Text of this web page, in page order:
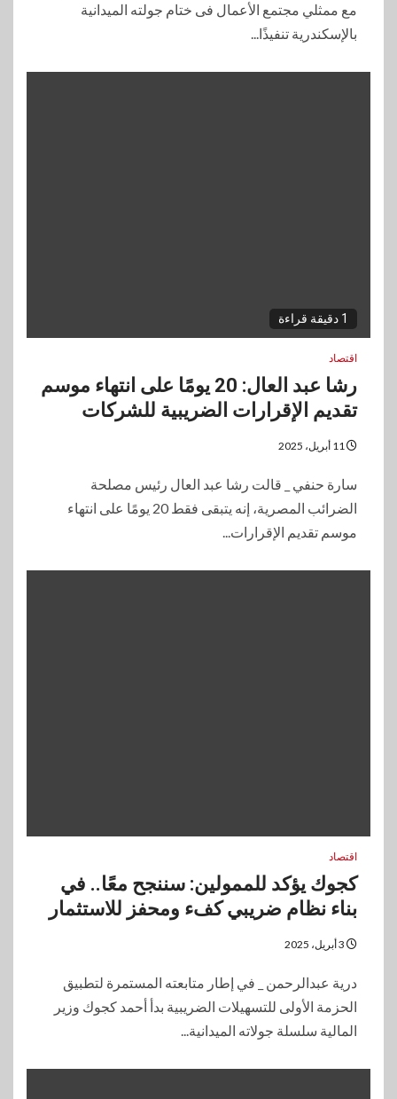
مع ممثلي مجتمع الأعمال فى ختام جولته الميدانية
بالإسكندرية تنفيذًا...
1 دقيقة قراءة
اقتصاد
رشا عبد العال: 20 يومًا على انتهاء موسم
تقديم الإقرارات الضريبية للشركات
سارة حنفي _ قالت رشا عبد العال رئيس مصلحة
الضرائب المصرية، إنه يتبقى فقط 20 يومًا على انتهاء
موسم تقديم الإقرارات...
اقتصاد
كجوك يؤكد للممولين: سننجح معًا.. في
بناء نظام ضريبي كفء ومحفز للاستثمار
درية عبدالرحمن _ في إطار متابعته المستمرة لتطبيق
الحزمة الأولى للتسهيلات الضريبية بدأ أحمد كجوك وزير
المالية سلسلة جولاته الميدانية...